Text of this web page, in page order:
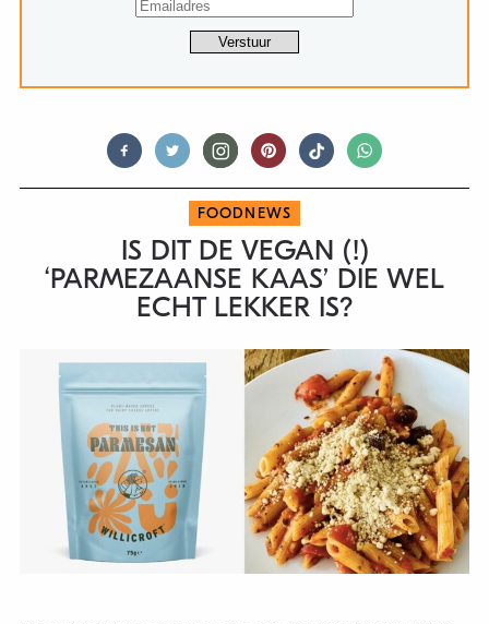
FOODNEWS
IS DIT DE VEGAN (!)
‘PARMEZAANSE KAAS’ DIE WEL
ECHT LEKKER IS?